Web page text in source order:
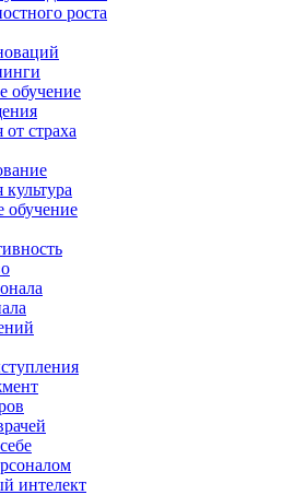
роста
обучение
от страха
обучение
интелект